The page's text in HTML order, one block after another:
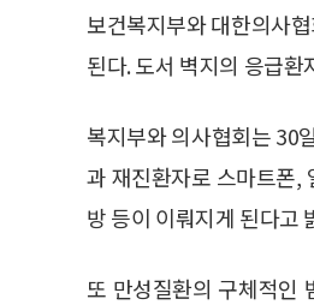
보건복지부와 대한의사
된다. 도서 벽지의 응급
복지부와 의사협회는 30
과 재진환자로 스마트폰,
방 등이 이뤄지게 된다고
또 만성질환의 구체적인